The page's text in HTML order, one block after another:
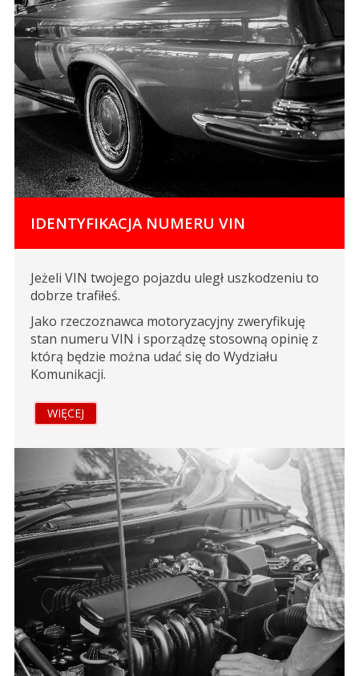
IDENTYFIKACJA NUMERU VIN
Jeżeli VIN twojego pojazdu uległ uszkodzeniu to
dobrze trafiłeś.
Jako rzeczoznawca motoryzacyjny zweryfikuję
stan numeru VIN i sporządzę stosowną opinię z
którą będzie można udać się do Wydziału
Komunikacji.
WIĘCEJ